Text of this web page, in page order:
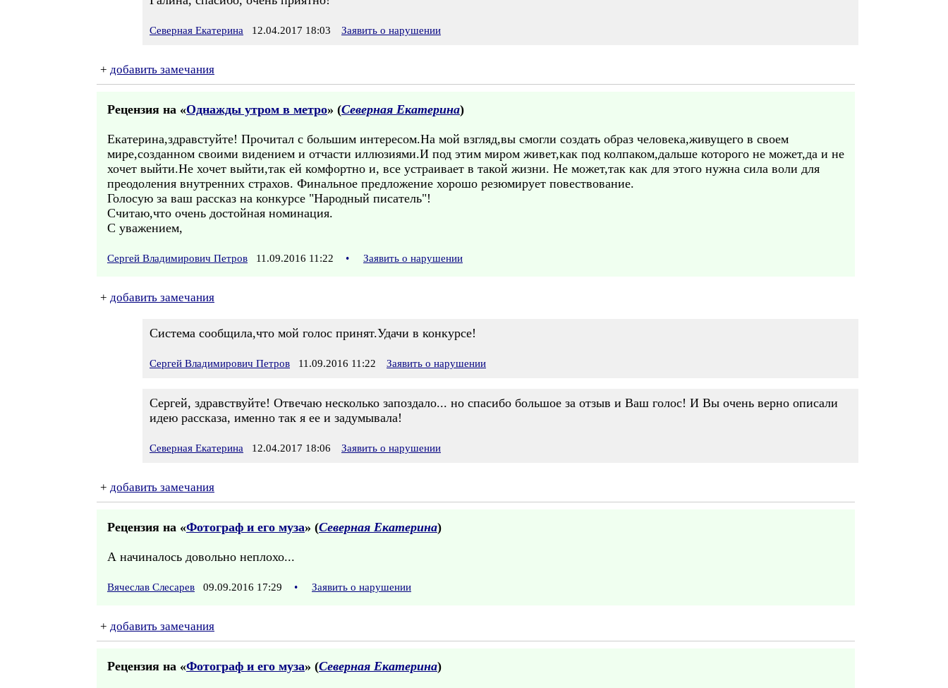
Северная Екатерина 12.04.2017 18:03 Заявить о нарушении
+ добавить замечания
Рецензия на «Однажды утром в метро» (Северная Екатерина)
Екатерина,здравстуйте! Прочитал с большим интересом.На мой взгляд,вы смогли создать образ человека,живущего в своем
мире,созданном своими видением и отчасти иллюзиями.И под этим миром живет,как под колпаком,дальше которого не может,да и не
хочет выйти.Не хочет выйти,так ей комфортно и, все устраивает в такой жизни. Не может,так как для этого нужна сила воли для
преодоления внутренних страхов. Финальное предложение хорошо резюмирует повествование.
Голосую за ваш рассказ на конкурсе "Народный писатель"!
Считаю,что очень достойная номинация.
С уважением,
Сергей Владимирович Петров 11.09.2016 11:22 • Заявить о нарушении
+ добавить замечания
Система сообщила,что мой голос принят.Удачи в конкурсе!
Сергей Владимирович Петров 11.09.2016 11:22 Заявить о нарушении
Сергей, здравствуйте! Отвечаю несколько запоздало... но спасибо большое за отзыв и Ваш голос! И Вы очень верно описали
идею рассказа, именно так я ее и задумывала!
Северная Екатерина 12.04.2017 18:06 Заявить о нарушении
+ добавить замечания
Рецензия на «Фотограф и его муза» (Северная Екатерина)
А начиналось довольно неплохо...
Вячеслав Слесарев 09.09.2016 17:29 • Заявить о нарушении
+ добавить замечания
Рецензия на «Фотограф и его муза» (Северная Екатерина)